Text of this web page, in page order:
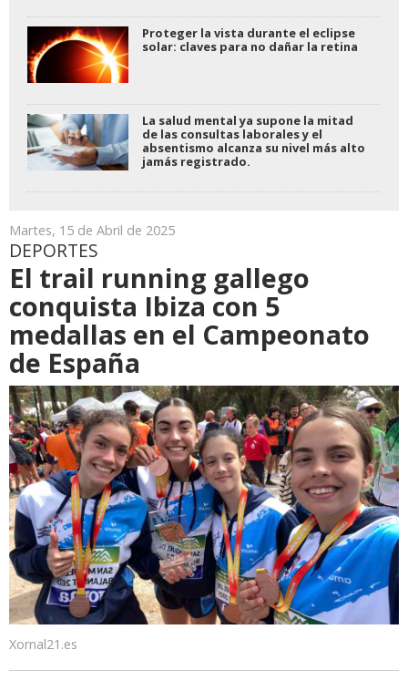
Proteger la vista durante el eclipse
solar: claves para no dañar la retina
La salud mental ya supone la mitad
de las consultas laborales y el
absentismo alcanza su nivel más alto
jamás registrado.
Martes, 15 de Abril de 2025
DEPORTES
El trail running gallego
conquista Ibiza con 5
medallas en el Campeonato
de España
Xornal21.es